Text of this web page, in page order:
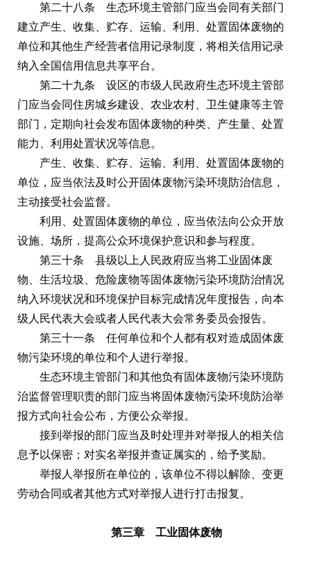
第二十八条 生态环境主管部门应当会同有关部门
建立产生、收集、贮存、运输、利用、处置固体废物的
单位和其他生产经营者信用记录制度，将相关信用记录
纳入全国信用信息共享平台。
第二十九条 设区的市级人民政府生态环境主管部
门应当会同住房城乡建设、农业农村、卫生健康等主管
部门，定期向社会发布固体废物的种类、产生量、处置
能力、利用处置状况等信息。
产生、收集、贮存、运输、利用、处置固体废物的
单位，应当依法及时公开固体废物污染环境防治信息，
主动接受社会监督。
利用、处置固体废物的单位，应当依法向公众开放
设施、场所，提高公众环境保护意识和参与程度。
第三十条 县级以上人民政府应当将工业固体废
物、生活垃圾、危险废物等固体废物污染环境防治情况
纳入环境状况和环境保护目标完成情况年度报告，向本
级人民代表大会或者人民代表大会常务委员会报告。
第三十一条 任何单位和个人都有权对造成固体废
物污染环境的单位和个人进行举报。
生态环境主管部门和其他负有固体废物污染环境防
治监督管理职责的部门应当将固体废物污染环境防治举
报方式向社会公布，方便公众举报。
接到举报的部门应当及时处理并对举报人的相关信
息予以保密；对实名举报并查证属实的，给予奖励。
举报人举报所在单位的，该单位不得以解除、变更
劳动合同或者其他方式对举报人进行打击报复。
第三章 工业固体废物